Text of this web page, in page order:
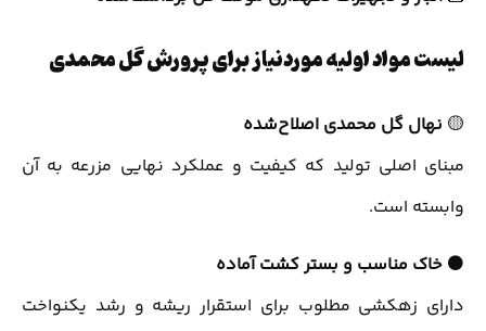
لیست مواد اولیه موردنیاز برای پرورش گل محمدی
🟡 نهال گل محمدی اصلاح‌شده
مبنای اصلی تولید که کیفیت و عملکرد نهایی مزرعه به آن
وابسته است.
⚫ خاک مناسب و بستر کشت آماده
دارای زهکشی مطلوب برای استقرار ریشه و رشد یکنواخت